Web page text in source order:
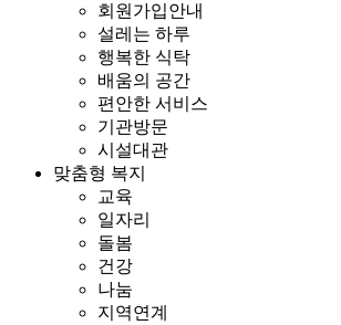
회원가입안내
설레는 하루
행복한 식탁
배움의 공간
편안한 서비스
기관방문
시설대관
맞춤형 복지
교육
일자리
돌봄
건강
나눔
지역연계